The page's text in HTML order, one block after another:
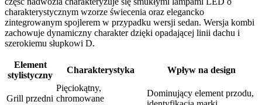
charakterystycznym wzorze świecenia oraz elegancko
zintegrowanym spojlerem w przypadku wersji sedan. Wersja kombi
zachowuje dynamiczny charakter dzięki opadającej linii dachu i
szerokiemu słupkowi D.
Element
stylistyczny
Charakterystyka Wpływ na design
Grill przedni
Pięciokątny,
chromowane
Dominujący element przodu,